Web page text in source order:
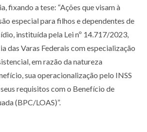
fixando a tese: “Ações que visam à
especial para filhos e dependentes de
instituída pela Lei nº 14.717/2023,
das Varas Federais com especialização
em razão da natureza
sua operacionalização pelo INSS
seus requisitos com o Benefício de
(BPC/LOAS)”.